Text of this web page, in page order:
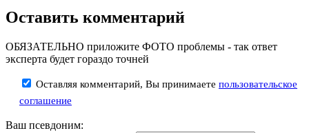
Оставить комментарий
ОБЯЗАТЕЛЬНО приложите ФОТО проблемы - так ответ
эксперта будет гораздо точней
Оставляя комментарий, Вы принимаете пользовательское
соглашение
Ваш псевдоним: